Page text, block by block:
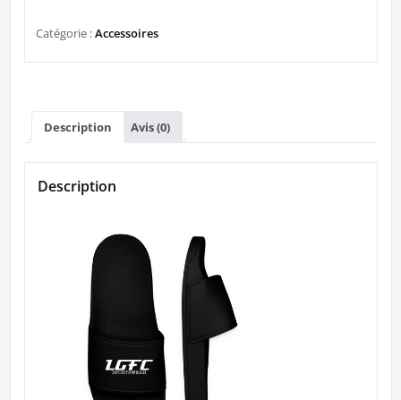
PAIRE
pointure
Catégorie :Accessoires
Description Avis (0)
Description